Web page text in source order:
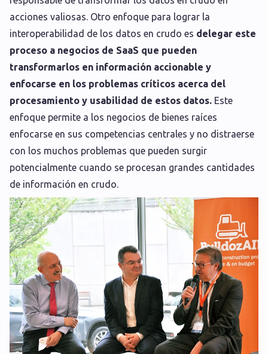
acciones valiosas. Otro enfoque para lograr la
interoperabilidad de los datos en crudo es delegar este
proceso a negocios de SaaS que pueden
transformarlos en información accionable y
enfocarse en los problemas críticos acerca del
procesamiento y usabilidad de estos datos. Este
enfoque permite a los negocios de bienes raíces
enfocarse en sus competencias centrales y no distraerse
con los muchos problemas que pueden surgir
potencialmente cuando se procesan grandes cantidades
de información en crudo.